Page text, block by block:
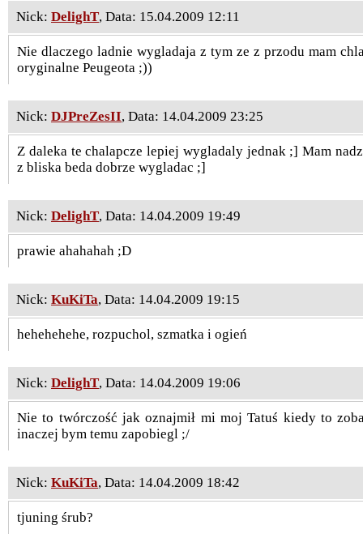
Nick: DelighT, Data: 15.04.2009 12:11
Nie dlaczego ladnie wygladaja z tym ze z przodu mam
oryginalne Peugeota ;))
Nick: DJPreZesII, Data: 14.04.2009 23:25
Z daleka te chalapcze lepiej wygladaly jednak ;] Mam
z bliska beda dobrze wygladac ;]
Nick: DelighT, Data: 14.04.2009 19:49
prawie ahahahah ;D
Nick: KuKiTa, Data: 14.04.2009 19:15
hehehehehe, rozpuchol, szmatka i ogień
Nick: DelighT, Data: 14.04.2009 19:06
Nie to twórczość jak oznajmił mi moj Tatuś kiedy to
inaczej bym temu zapobiegl ;/
Nick: KuKiTa, Data: 14.04.2009 18:42
tjuning śrub?